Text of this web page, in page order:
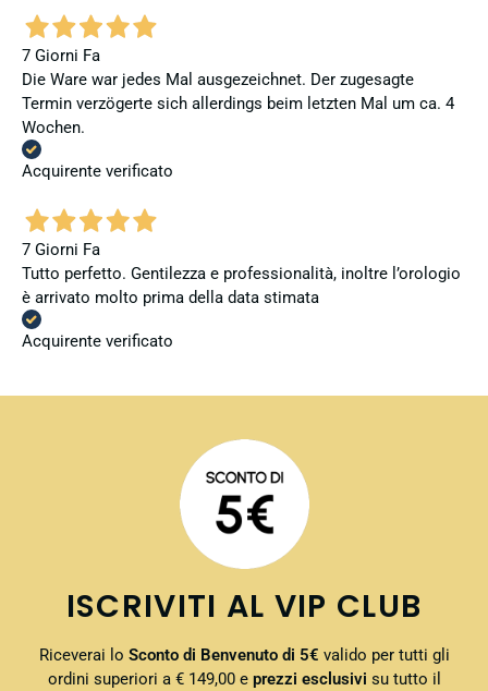
7 Giorni Fa
Die Ware war jedes Mal ausgezeichnet. Der zugesagte
Termin verzögerte sich allerdings beim letzten Mal um ca. 4
Wochen.
Acquirente verificato
7 Giorni Fa
Tutto perfetto. Gentilezza e professionalità, inoltre l’orologio
è arrivato molto prima della data stimata
Acquirente verificato
ISCRIVITI AL VIP CLUB
Riceverai lo Sconto di Benvenuto di 5€ valido per tutti gli
ordini superiori a € 149,00 e prezzi esclusivi su tutto il